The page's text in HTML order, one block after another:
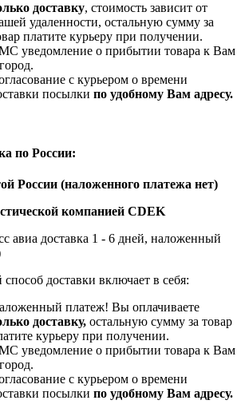
доставку, стоимость зависит от
удаленности, остальную сумму за
платите курьеру при получении.
уведомление о прибытии товара к Вам
с курьером о времени
посылки по удобному Вам адресу.
по России:
России (наложенного платежа нет)
компанией CDEK
авиа доставка 1 - 6 дней, наложенный
доставки включает в себя:
платеж! Вы оплачиваете
доставку, остальную сумму за товар
курьеру при получении.
уведомление о прибытии товара к Вам
с курьером о времени
посылки по удобному Вам адресу.